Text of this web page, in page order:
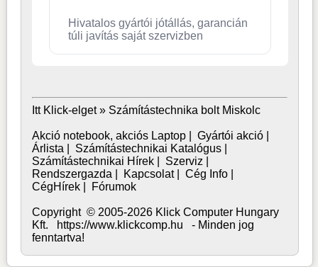
Hivatalos gyártói jótállás, garancián
túli javítás saját szervizben
Itt Klick-elget » Számítástechnika bolt Miskolc
Akció notebook, akciós Laptop |Gyártói akció
Árlista
Számítástechnikai Katalógus
Számítástechnikai Hírek
Szerviz
Rendszergazda
Kapcsolat|Cég Info
CégHírek
Fórumok
Copyright © 2005-2026 Klick Computer Hungary
Kft. https://www.klickcomp.hu - Minden jog
fenntartva!